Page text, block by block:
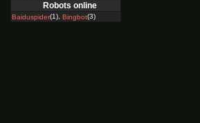
Robots online
Baiduspider(1), Bingbot(3)